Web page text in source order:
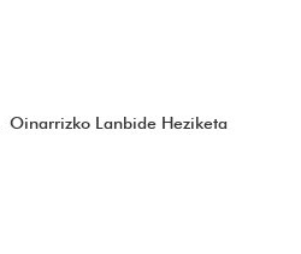
Oinarrizko Lanbide Heziketa